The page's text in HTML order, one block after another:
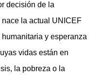
decisión de la
la actual UNICEF
y esperanza
vidas están en
la pobreza o la